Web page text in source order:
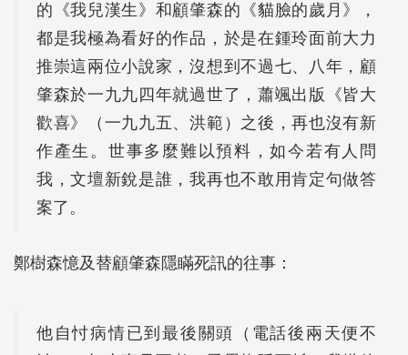
的《我兒漢生》和顧肇森的《貓臉的歲月》，
都是我極為看好的作品，於是在鍾玲面前大力
推崇這兩位小說家，沒想到不過七、八年，顧
肇森於一九九四年就過世了，蕭颯出版《皆大
歡喜》（一九九五、洪範）之後，再也沒有新
作產生。世事多麼難以預料，如今若有人問
我，文壇新銳是誰，我再也不敢用肯定句做答
案了。
鄭樹森憶及替顧肇森隱瞞死訊的往事：
他自忖病情已到最後關頭（電話後兩天便不